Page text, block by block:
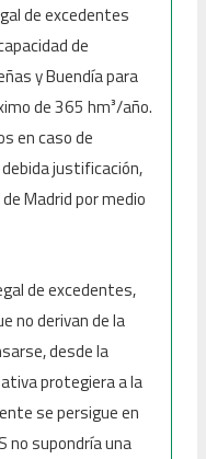
de excedentes
de
y Buendía para
de 365 hm³/año.
en caso de
justificación,
Madrid por medio
de excedentes,
no derivan de la
desde la
protegiera a la
se persigue en
no supondría una